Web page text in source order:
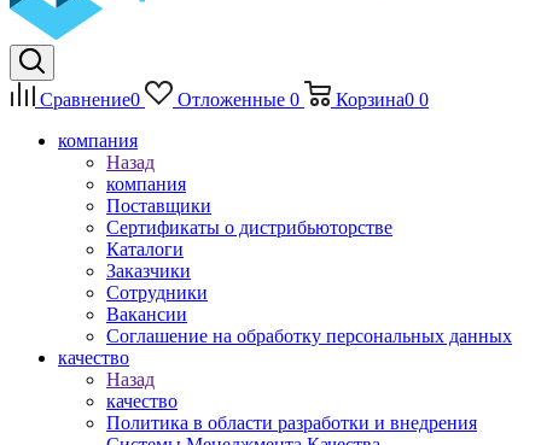
Сравнение0 Отложенные 0 Корзина0 0
компания
Назад
компания
Поставщики
Сертификаты о дистрибьюторстве
Каталоги
Заказчики
Сотрудники
Вакансии
Соглашение на обработку персональных данных
качество
Назад
качество
Политика в области разработки и внедрения